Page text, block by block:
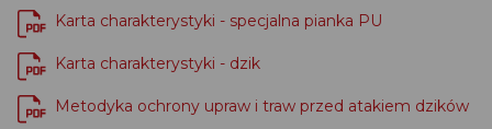
Karta charakterystyki - specjalna pianka PU
Karta charakterystyki - dzik
Metodyka ochrony upraw i traw przed atakiem dzików